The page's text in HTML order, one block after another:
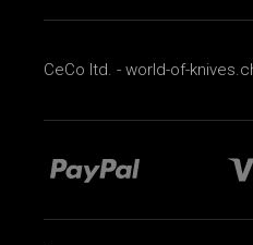
CeCo ltd. - world-of-